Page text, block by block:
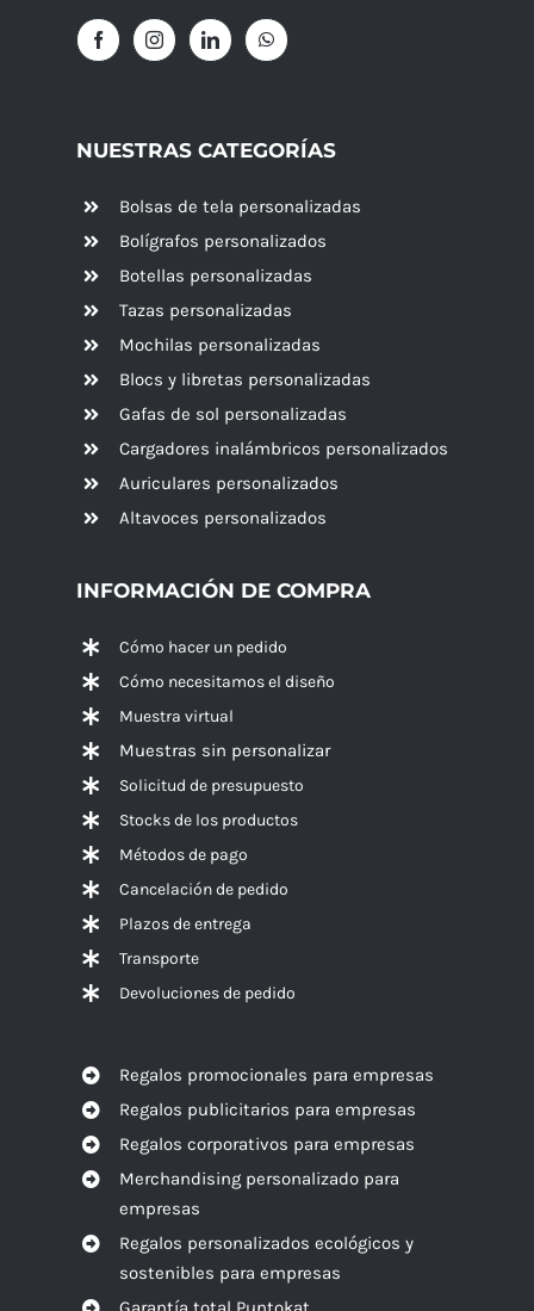
NUESTRAS CATEGORÍAS
Bolsas de tela personalizadas
Bolígrafos personalizados
Botellas personalizadas
Tazas personalizadas
Mochilas personalizadas
Blocs y libretas personalizadas
Gafas de sol personalizadas
Cargadores inalámbricos personalizados
Auriculares personalizados
Altavoces personalizados
INFORMACIÓN DE COMPRA
Cómo hacer un pedido
Cómo necesitamos el diseño
Muestra virtual
Muestras sin personalizar
Solicitud de presupuesto
Stocks de los productos
Métodos de pago
Cancelación de pedido
Plazos de entrega
Transporte
Devoluciones de pedido
Regalos promocionales para empresas
Regalos publicitarios para empresas
Regalos corporativos para empresas
Merchandising personalizado para
empresas
Regalos personalizados ecológicos y
sostenibles para empresas